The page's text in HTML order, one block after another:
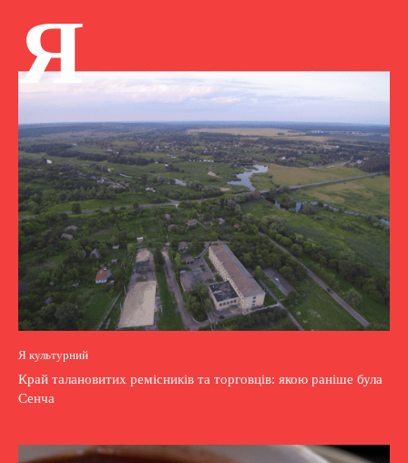
Я
Я культурний
Край талановитих ремісників та торговців: якою раніше була
Сенча